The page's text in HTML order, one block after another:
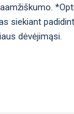
siekiant
dėvėjimąsi.